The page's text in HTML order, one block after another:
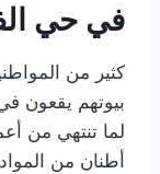
في حي
كثير من
بيوتهم يقعون
لما تنتهي من
أطنان من